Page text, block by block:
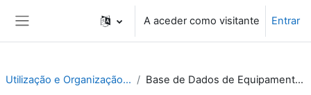
A aceder como visitante Entrar
Utilização e Organização de Laboratórios Escolares Base de Dados de Equipamentos e Consumíveis dos Laboratórios